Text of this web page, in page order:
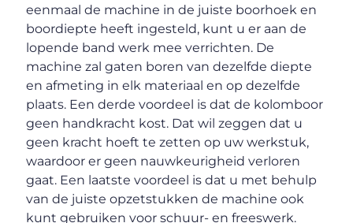
eenmaal de machine in de juiste boorhoek en
boordiepte heeft ingesteld, kunt u er aan de
lopende band werk mee verrichten. De
machine zal gaten boren van dezelfde diepte
en afmeting in elk materiaal en op dezelfde
plaats. Een derde voordeel is dat de kolomboor
geen handkracht kost. Dat wil zeggen dat u
geen kracht hoeft te zetten op uw werkstuk,
waardoor er geen nauwkeurigheid verloren
gaat. Een laatste voordeel is dat u met behulp
van de juiste opzetstukken de machine ook
kunt gebruiken voor schuur- en freeswerk.